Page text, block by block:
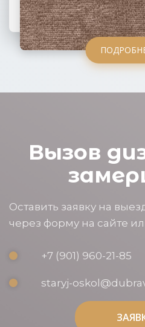
ПОДРОБНЕЕ
Вызов
Оставить заявку на
через форму на сайте
+7 (901) 960-21-85
staryj-